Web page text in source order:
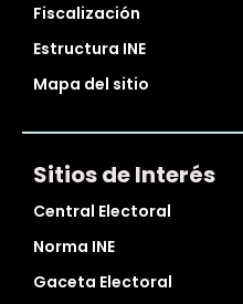
Fiscalización
Estructura INE
Mapa del sitio
Sitios de Interés
Central Electoral
Norma INE
Gaceta Electoral